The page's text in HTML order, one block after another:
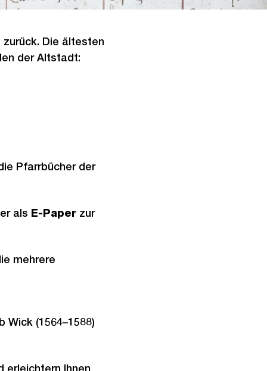
zurück. Die ältesten
der Altstadt:
Pfarrbücher der
als E-Paper zur
mehrere
(1564–1588)
erleichtern Ihnen